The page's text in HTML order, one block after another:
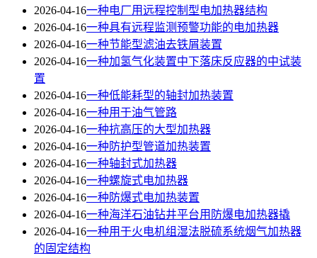
2026-04-16一种电厂用远程控制型电加热器结构
2026-04-16一种具有远程监测预警功能的电加热器
2026-04-16一种节能型滤油去铁屑装置
2026-04-16一种加氢气化装置中下落床反应器的中试装
置
2026-04-16一种低能耗型的轴封加热装置
2026-04-16一种用于油气管路
2026-04-16一种抗高压的大型加热器
2026-04-16一种防护型管道加热装置
2026-04-16一种轴封式加热器
2026-04-16一种螺旋式电加热器
2026-04-16一种防爆式电加热装置
2026-04-16一种海洋石油钻井平台用防爆电加热器撬
2026-04-16一种用于火电机组湿法脱硫系统烟气加热器
的固定结构